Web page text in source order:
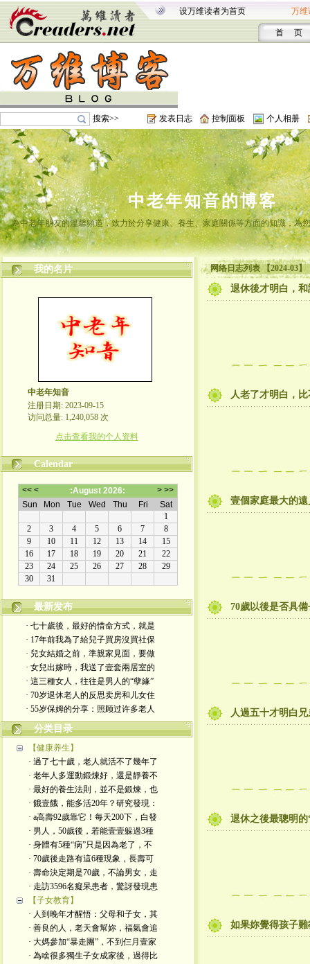
设万维读者为首页 万维
首 页
搜索>> 发表日志 控制面板 个人相册
中老年知音的博客
為中老年朋友的溫馨頻道，致力於分享健康、養生、家庭關係等方面的知識，為
我的名片
中老年知音
注册日期: 2023-09-15
访问总量: 1,240,058 次
点击查看我的个人资料
Calendar
最新发布
· 七十歲後，最好的惜命方式，就是
· 17年前我為了給兒子買房沒買社保
· 兒女結婚之前，準親家見面，要做
· 女兒出嫁時，我送了壹套兩居室的
· 這三種女人，往往是男人的“孽緣”
· 70岁退休老人的反思卖房和儿女住
· 55岁保姆的分享：照顾过许多老人
分类目录
【健康养生】
· 過了七十歲，老人就活不了幾年了
· 老年人多運動鍛煉好，還是靜養不
· 最好的養生法則，並不是鍛煉，也
· 餓壹餓，能多活20年？研究發現：
· a高壽92歲靠它！每天200下，白發
· 男人，50歲後，若能壹壹躲過3種
· 身體有5種“病”只是因為老了，不
· 70歲後走路有這6種現象，長壽可
· 壽命決定期是70歲，不論男女，走
· 走訪3596名癡呆患者，驚訝發現患
【子女教育】
· 人到晚年才醒悟：父母和子女，其
· 善良的人，老天會幫妳，福氣會追
· 大媽參加“暴走團”，不到仨月壹家
· 為啥很多獨生子女成家後，過得比
网络日志列表 【2024-03】
退休後才明白，
人老了才明白，
壹個家庭最大的
70歲以後是否具
人過五十才明白
退休之後最聰明
如果妳覺得孩子